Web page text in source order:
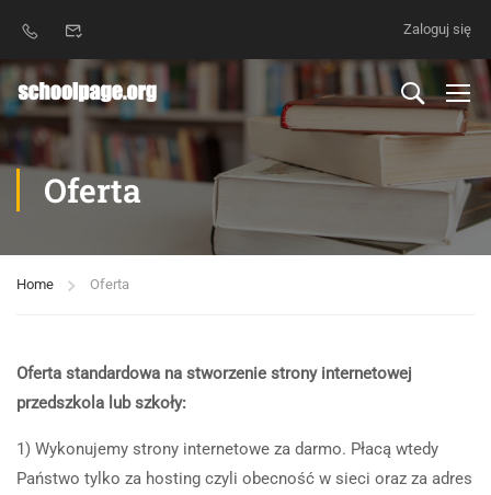
Zaloguj się
Oferta
Home Oferta
Oferta standardowa na stworzenie strony internetowej
przedszkola lub szkoły:
1) Wykonujemy strony internetowe za darmo. Płacą wtedy
Państwo tylko za hosting czyli obecność w sieci oraz za adres